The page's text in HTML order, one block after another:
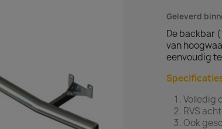
Geleverd
De backbar
van
eenvoudig
Volledig
RVS
Ook